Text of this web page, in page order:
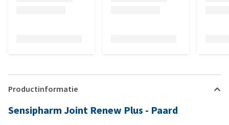
Productinformatie
Sensipharm Joint Renew Plus - Paard